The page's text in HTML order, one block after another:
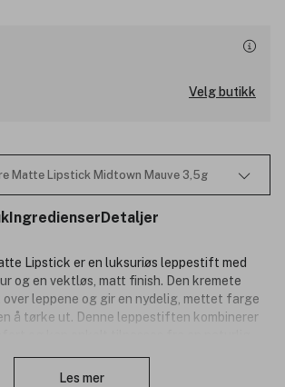
Velg butikk
Matte Lipstick Midtown Mauve 3,5g
Ingredienser Detaljer
Lipstick er en luksuriøs leppestift med
og en vektløs, matt finish. Den kremete
leppene og gir en nydelig, mettet farge
å tørke ut. Denne leppestiften kombinerer
look.
Les mer